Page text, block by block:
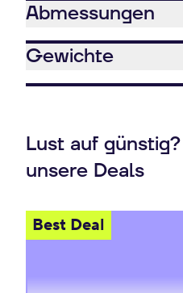
Abmessungen
Gewichte
Lust auf
unsere Deals
Best Deal